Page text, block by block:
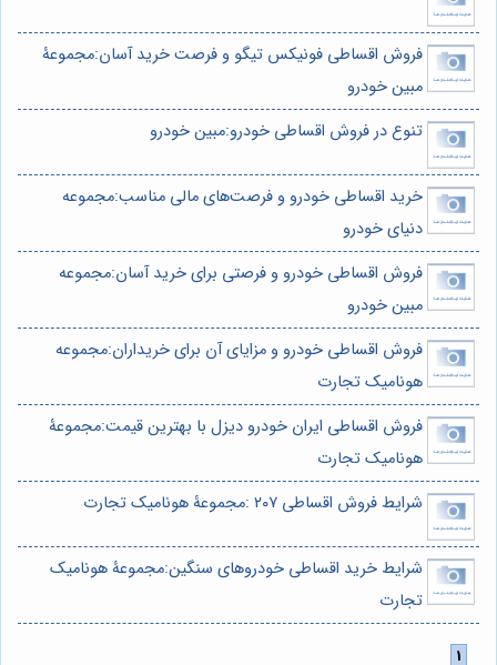
فروش اقساطی فونیکس تیگو و فرصت خرید آسان:مجموعۀ
مبین خودرو
تنوع در فروش اقساطی خودرو:مبین خودرو
خرید اقساطی خودرو و فرصت‌های مالی مناسب:مجموعه
دنیای خودرو
فروش اقساطی خودرو و فرصتی برای خرید آسان:مجموعه
مبین خودرو
فروش اقساطی خودرو و مزایای آن برای خریداران:مجموعه
هونامیک تجارت
فروش اقساطی ایران خودرو دیزل با بهترین قیمت:مجموعۀ
هونامیک تجارت
شرایط فروش اقساطی ۲۰۷ :مجموعۀ هونامیک تجارت
شرایط خرید اقساطی خودروهای سنگین:مجموعۀ هونامیک
تجارت